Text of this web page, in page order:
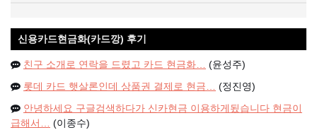
신용카드현금화(카드깡) 후기
친구 소개로 연락을 드렸고 카드 현금화… (윤성주)
롯데 카드 햇살론인데 상품권 결제로 현금… (정진영)
안녕하세요 구글검색하다가 신카현금 이용하게됬습니다 현금이
급해서… (이종수)